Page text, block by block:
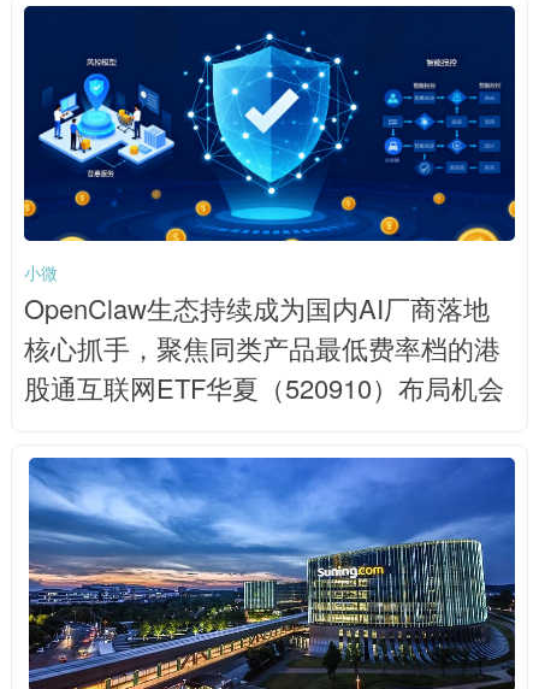
小微
OpenClaw生态持续成为国内AI厂商落地
核心抓手，聚焦同类产品最低费率档的港
股通互联网ETF华夏（520910）布局机会